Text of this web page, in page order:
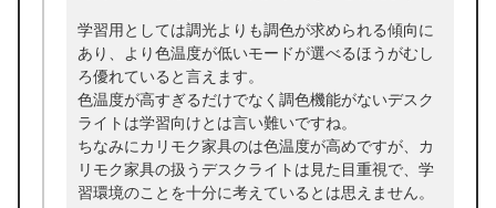
学習用としては調光よりも調色が求められる傾向に
あり、より色温度が低いモードが選べるほうがむし
ろ優れていると言えます。
色温度が高すぎるだけでなく調色機能がないデスク
ライトは学習向けとは言い難いですね。
ちなみにカリモク家具のは色温度が高めですが、カ
リモク家具の扱うデスクライトは見た目重視で、学
習環境のことを十分に考えているとは思えません。